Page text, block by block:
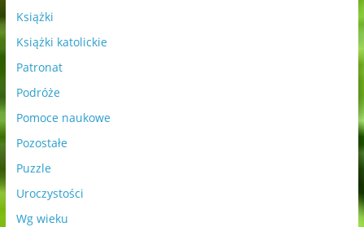
Książki
Książki katolickie
Patronat
Podróże
Pomoce naukowe
Pozostałe
Puzzle
Uroczystości
Wg wieku